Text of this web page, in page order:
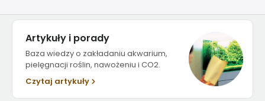
Artykuły i porady
Baza wiedzy o zakładaniu akwarium,
pielęgnacji roślin, nawożeniu i CO2.
Czytaj artykuły